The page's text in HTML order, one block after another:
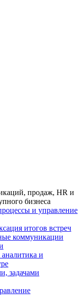
продаж, HR и
бизнеса
и управление
итогов встреч
коммуникации
и
задачами